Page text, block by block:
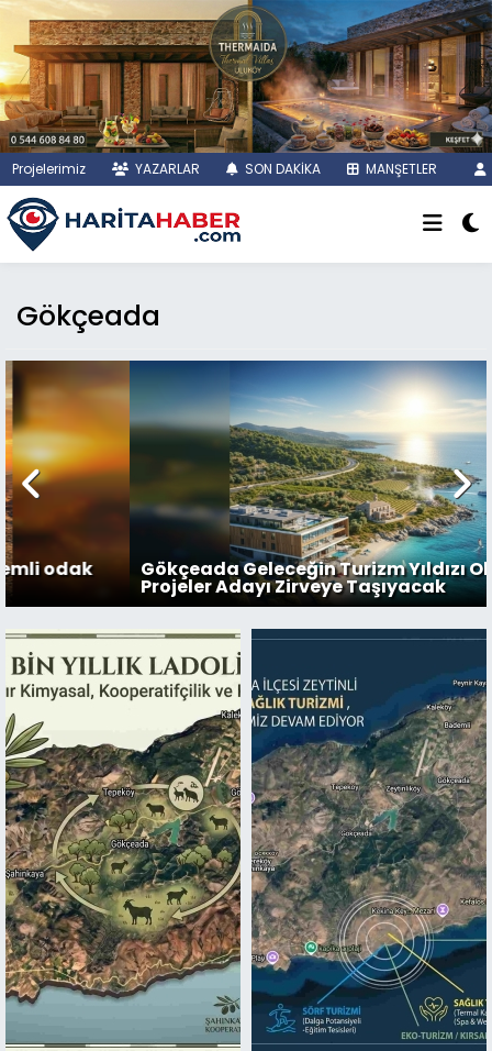
Projelerimiz YAZARLAR SON DAKİKA MANŞETLER
Gökçeada
Gökçeada Geleceğin Turizm Yıldızı Oluyor: Dev
Projeler Adayı Zirveye Taşıyacak